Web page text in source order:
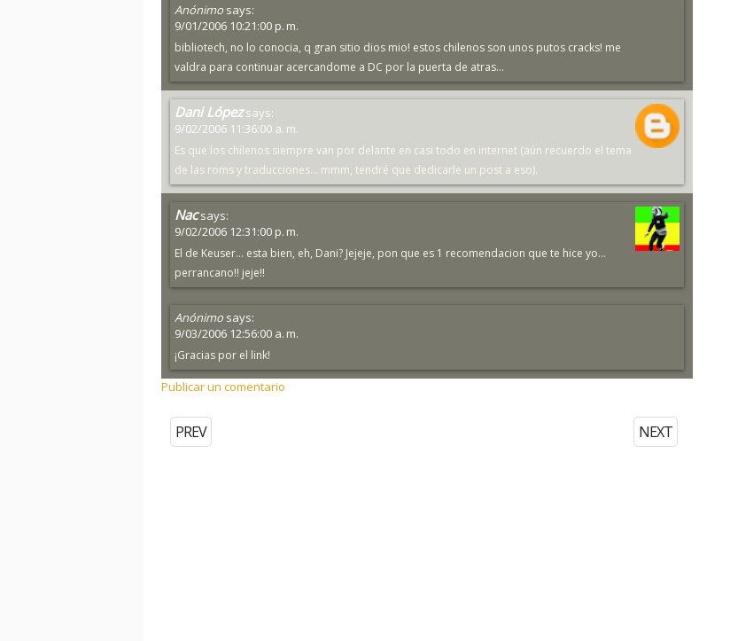
Anónimo says:
9/01/2006 10:21:00 p. m.
bibliotech, no lo conocia, q gran sitio dios mio! estos chilenos son unos putos cracks! me
valdra para continuar acercandome a DC por la puerta de atras...
Dani López says:
9/02/2006 11:36:00 a. m.
Es que los chilenos siempre van por delante en casi todo en internet (aún recuerdo el tema
de las roms y traducciones... mmm, tendré que dedicarle un post a eso).
Nac says:
9/02/2006 12:31:00 p. m.
El de Keuser... esta bien, eh, Dani? Jejeje, pon que es 1 recomendacion que te hice yo...
perrancano!! jeje!!
Anónimo says:
9/03/2006 12:56:00 a. m.
¡Gracias por el link!
Publicar un comentario
NEXT
PREV